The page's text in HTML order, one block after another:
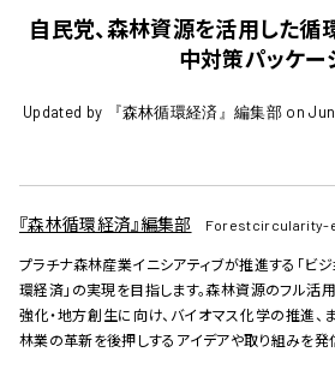
自民党、森林資源を活用した循
中対策パッケー
Updated by 『森林循環経済』編集部 on
『森林循環経済』編集部 Forestcircularity-
プラチナ森林産業イニシアティブが推進する「ビ
環経済」の実現を目指します。森林資源のフル活
強化・地方創生に向け、バイオマス化学の推進、
林業の革新を後押しするアイデアや取り組みを発